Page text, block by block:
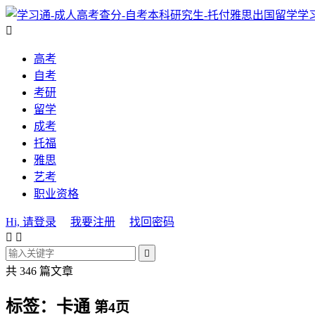
学

高考
自考
考研
留学
成考
托福
雅思
艺考
职业资格
Hi, 请登录 我要注册
找回密码
 

共 346 篇文章
标签：卡通 第4页